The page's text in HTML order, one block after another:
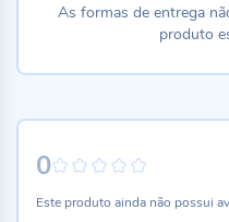
0
Este produto ainda não possui
As formas de entrega
produto